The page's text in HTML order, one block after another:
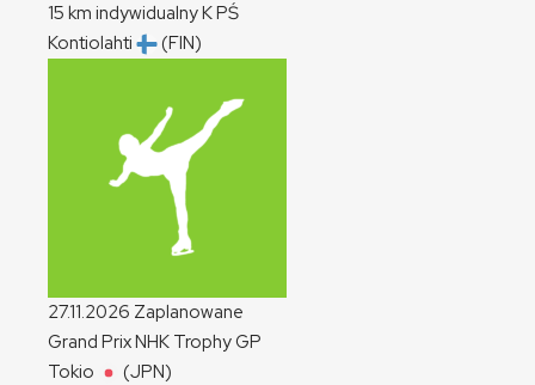
15 km indywidualnyKPŚ
Kontiolahti
(FIN)
27.11.2026 Zaplanowane
Grand Prix NHK TrophyGP
Tokio
(JPN)